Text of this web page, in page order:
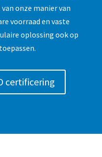
onze manier van
voorraad en vaste
oplossing ook op
certificering